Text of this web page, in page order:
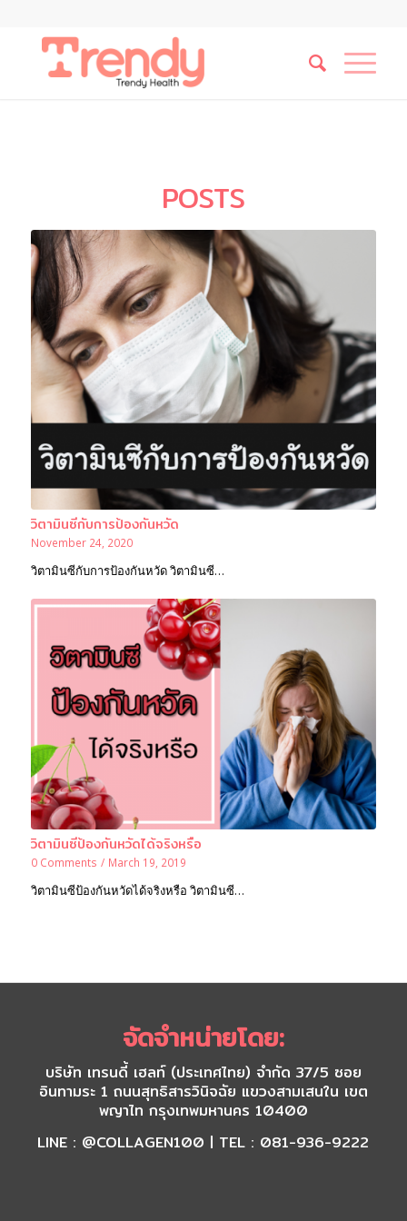
POSTS
วิตามินซีกับการป้องกันหวัด
November 24, 2020
วิตามินซีกับการป้องกันหวัด วิตามินซี…
วิตามินซีป้องกันหวัดได้จริงหรือ
0 Comments / March 19, 2019
วิตามินซีป้องกันหวัดได้จริงหรือ วิตามินซี…
จัดจำหน่ายโดย:
บริษัท เทรนดี้ เฮลท์ (ประเทศไทย) จำกัด 37/5 ซอย
อินทามระ 1 ถนนสุทธิสารวินิจฉัย แขวงสามเสนใน เขต
พญาไท กรุงเทพมหานคร 10400
LINE : @COLLAGEN100 | TEL : 081-936-9222